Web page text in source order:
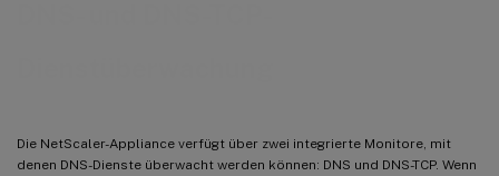
Die NetScaler-Appliance verfügt über zwei integrierte Monitore, mit
denen DNS-Dienste überwacht werden können: DNS und DNS-TCP. Wenn